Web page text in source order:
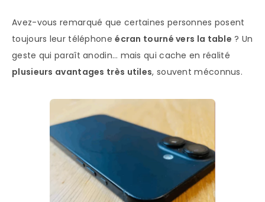
Avez-vous remarqué que certaines personnes posent
toujours leur téléphoneécran tourné vers la table ? Un
geste qui paraît anodin… mais qui cache en réalité
plusieurs avantages très utiles, souvent méconnus.